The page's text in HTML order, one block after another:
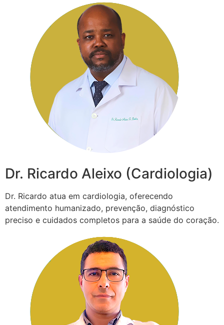
Dr. Ricardo Aleixo (Cardiologia)
Dr. Ricardo atua em cardiologia, oferecendo
atendimento humanizado, prevenção, diagnóstico
preciso e cuidados completos para a saúde do coração.